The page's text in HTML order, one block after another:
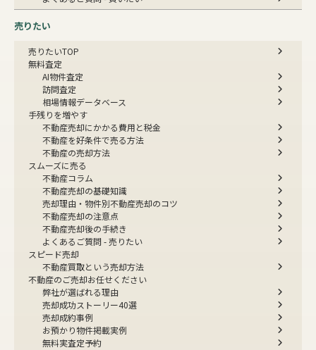
売りたい
売りたいTOP
無料査定
AI物件査定
訪問査定
相場情報データベース
手残りを増やす
不動産売却にかかる費用と税金
不動産を好条件で売る方法
不動産の売却方法
スムーズに売る
不動産コラム
不動産売却の基礎知識
売却理由・物件別不動産売却のコツ
不動産売却の注意点
不動産売却後の手続き
よくあるご質問 - 売りたい
スピード売却
不動産買取という売却方法
不動産のご売却お任せください
弊社が選ばれる理由
売却成功ストーリー40選
売却成約事例
お預かり物件掲載実例
無料実査定予約